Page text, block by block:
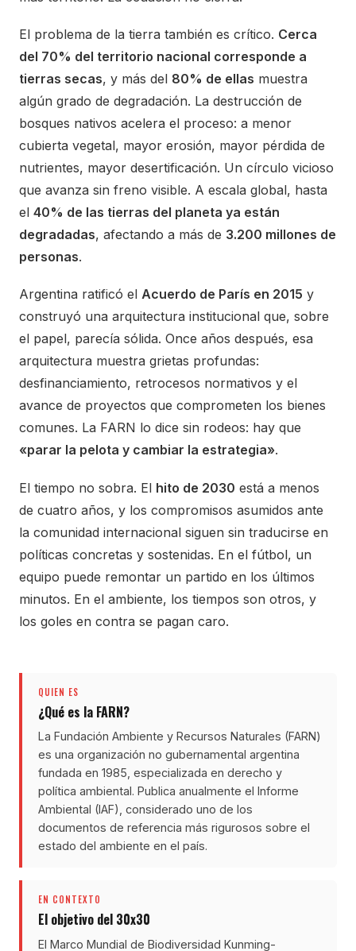
El problema de la tierra también es crítico. Cerca
del 70% del territorio nacional corresponde a
tierras secas, y más del 80% de ellas muestra
algún grado de degradación. La destrucción de
bosques nativos acelera el proceso: a menor
cubierta vegetal, mayor erosión, mayor pérdida de
nutrientes, mayor desertificación. Un círculo vicioso
que avanza sin freno visible. A escala global, hasta
el 40% de las tierras del planeta ya están
degradadas, afectando a más de 3.200 millones de
personas.
Argentina ratificó el Acuerdo de París en 2015 y
construyó una arquitectura institucional que, sobre
el papel, parecía sólida. Once años después, esa
arquitectura muestra grietas profundas:
desfinanciamiento, retrocesos normativos y el
avance de proyectos que comprometen los bienes
comunes. La FARN lo dice sin rodeos: hay que
«parar la pelota y cambiar la estrategia».
El tiempo no sobra. El hito de 2030 está a menos
de cuatro años, y los compromisos asumidos ante
la comunidad internacional siguen sin traducirse en
políticas concretas y sostenidas. En el fútbol, un
equipo puede remontar un partido en los últimos
minutos. En el ambiente, los tiempos son otros, y
los goles en contra se pagan caro.
QUIEN ES
¿Qué es la FARN?
La Fundación Ambiente y Recursos Naturales (FARN)
es una organización no gubernamental argentina
fundada en 1985, especializada en derecho y
política ambiental. Publica anualmente el Informe
Ambiental (IAF), considerado uno de los
documentos de referencia más rigurosos sobre el
estado del ambiente en el país.
EN CONTEXTO
El objetivo del 30x30
El Marco Mundial de Biodiversidad Kunming-